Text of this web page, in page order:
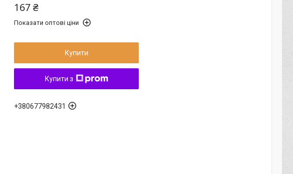
167 ₴
Показати оптові ціни
Купити
Купити з
+380677982431